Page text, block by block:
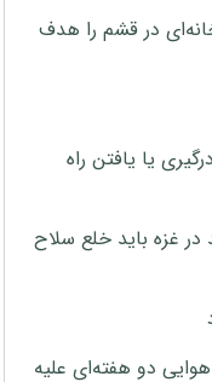
آمریکا خانه‌ای در قشم را هدف
یا یافتن راه
غزه باید خلع سلاح
دو هفته‌ای علیه